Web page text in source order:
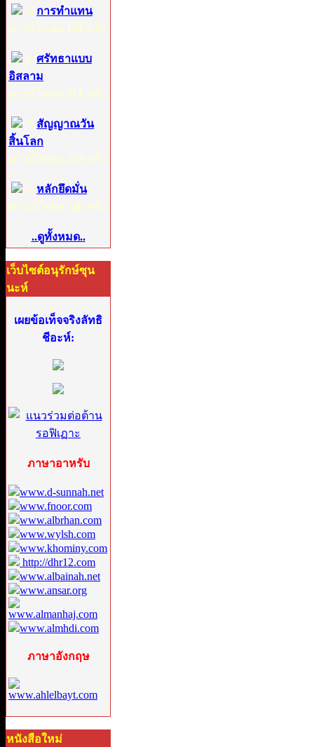
3: การทำแทน
ดาวน์โหลด 108 ครั้ง
4: ศรัทธาแบบ
อิสลาม
ดาวน์โหลด 211 ครั้ง
5: สัญญาณวัน
สิ้นโลก
ดาวน์โหลด 253 ครั้ง
6: หลักยึดมั่น
ดาวน์โหลด 146 ครั้ง
..ดูทั้งหมด..
เว็บไซต์อนุรักษ์ซุน
นะห์
เผยข้อเท็จจริงลัทธิ
ชีอะห์:
ภาษาอาหรับ
www.d-sunnah.net
www.fnoor.com
www.albrhan.com
www.wylsh.com
www.khominy.com
http://dhr12.com
www.albainah.net
www.ansar.org
www.almanhaj.com
www.almhdi.com
ภาษาอังกฤษ
www.ahlelbayt.com
หนังสือใหม่